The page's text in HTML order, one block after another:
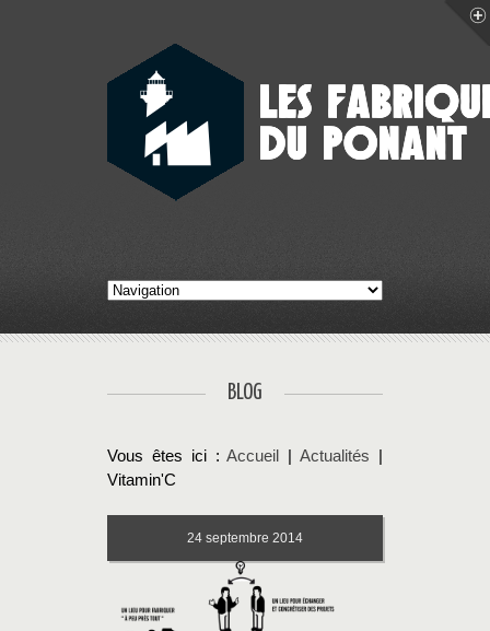
BLOG
Vous êtes ici :Accueil |Actualités
Vitamin'C
24 septembre 2014